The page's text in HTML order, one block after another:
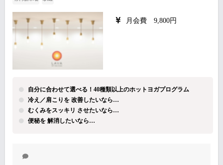
月会費 9,800円
自分に合わせて選べる！40種類以上のホットヨガプログラム
冷え／肩こりを 改善したいなら…
むくみをスッキリ させたいなら…
便秘を 解消したいなら…